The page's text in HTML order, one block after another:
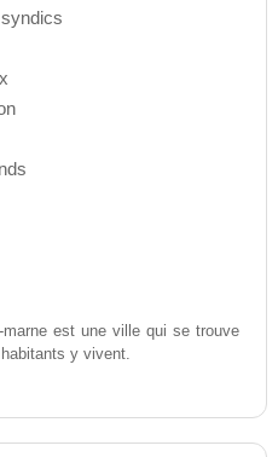
marne est une ville qui se trouve
y vivent.